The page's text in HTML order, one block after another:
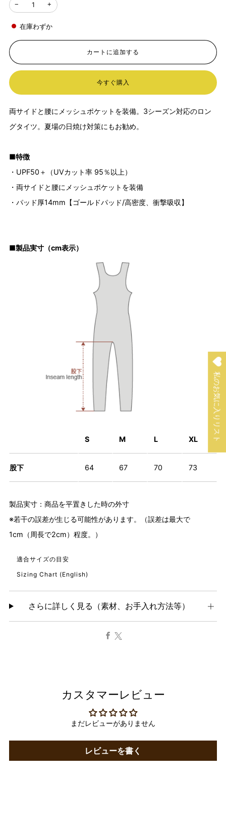
− +
在庫わずか
カートに追加する
今すぐ購入
両サイドと腰にメッシュポケットを装備。3シーズン対応のロン
グタイツ。夏場の日焼け対策にもお勧め。
■特徴
・UPF50＋（UVカット率 95％以上）
・両サイドと腰にメッシュポケットを装備
・パッド厚14mm【ゴールドパッド/高密度、衝撃吸収】
■製品実寸（cm表示）
S M L XL
股下 64 67 70 73
製品実寸：商品を平置きした時の外寸
※若干の誤差が生じる可能性があります。（誤差は最大で
1cm（周長で2cm）程度。）
適合サイズの目安
Sizing Chart (English)
さらに詳しく見る（素材、お手入れ方法等）
Facebook
カスタマーレビュー
まだレビューがありません
レビューを書く
私のお気に入りリスト